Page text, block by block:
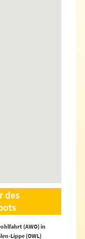
des
(AWO) in
Lippe (OWL)